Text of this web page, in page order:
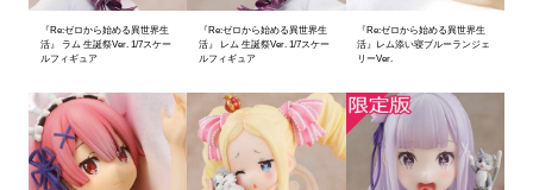
『Re:ゼロから始める異世界生
活』 ラム 生誕祭Ver. 1/7スケー
ルフィギュア
『Re:ゼロから始める異世界生
活』 レム 生誕祭Ver. 1/7スケー
ルフィギュア
『Re:ゼロから始める異世界生
活』レム添い寝ブルーランジェ
リーVer.